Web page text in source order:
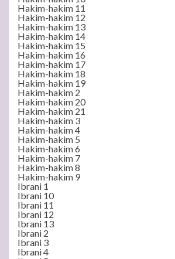
Hakim-hakim 11
Hakim-hakim 12
Hakim-hakim 13
Hakim-hakim 14
Hakim-hakim 15
Hakim-hakim 16
Hakim-hakim 17
Hakim-hakim 18
Hakim-hakim 19
Hakim-hakim 2
Hakim-hakim 20
Hakim-hakim 21
Hakim-hakim 3
Hakim-hakim 4
Hakim-hakim 5
Hakim-hakim 6
Hakim-hakim 7
Hakim-hakim 8
Hakim-hakim 9
Ibrani 1
Ibrani 10
Ibrani 11
Ibrani 12
Ibrani 13
Ibrani 2
Ibrani 3
Ibrani 4